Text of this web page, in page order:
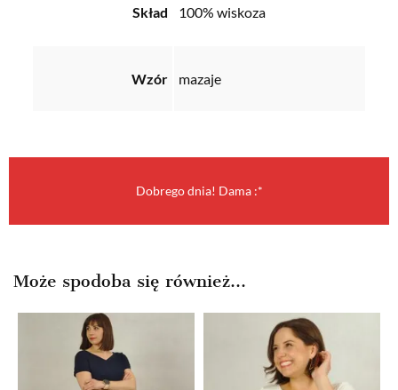
Skład 100% wiskoza
Wzór mazaje
Dobrego dnia! Dama :*
Może spodoba się również…